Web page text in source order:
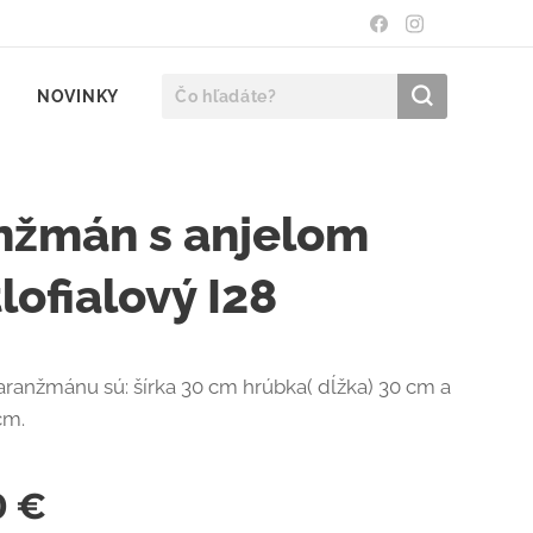
NOVINKY
s anjelom
I28
sú: šírka 30 cm hrúbka( dĺžka) 30 cm a
€